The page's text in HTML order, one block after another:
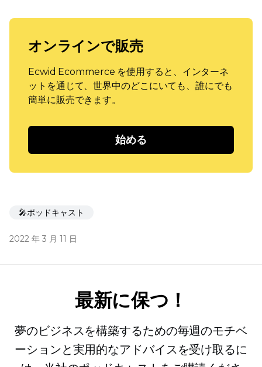
オンラインで販売
Ecwid Ecommerce を使用すると、インターネ
ットを通じて、世界中のどこにいても、誰にでも
簡単に販売できます。
始める
🎤ポッドキャスト
2022 年 3 月 11 日
最新に保つ！
夢のビジネスを構築するための毎週のモチベ
ーションと実用的なアドバイスを受け取るに